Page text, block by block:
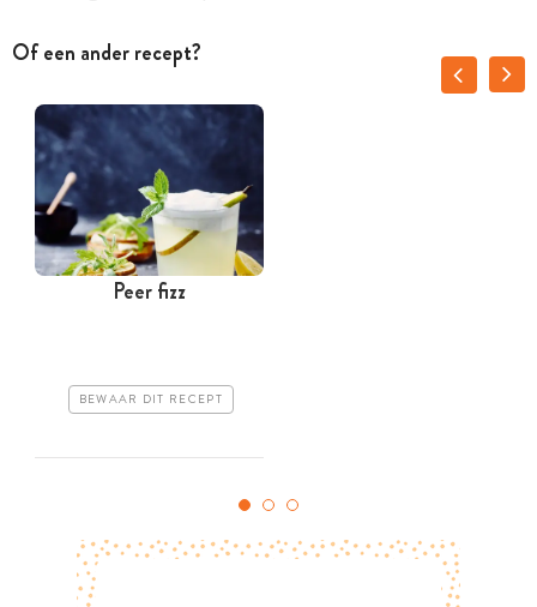
Of een ander recept?
Peer fizz
BEWAAR DIT RECEPT